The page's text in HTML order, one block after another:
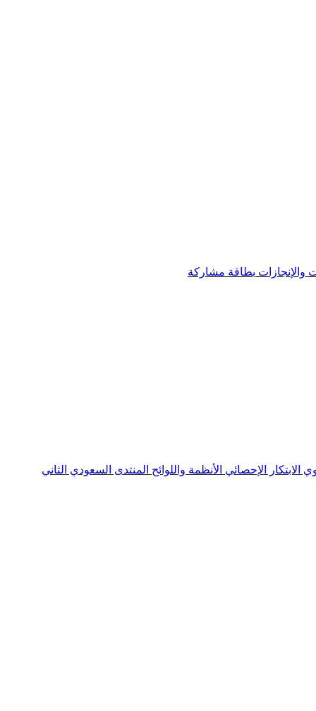
والإنجازات بطاقة مشاركة
الابتكار الإحصائي الأنظمة واللوائح المنتدى السعودي الثاني